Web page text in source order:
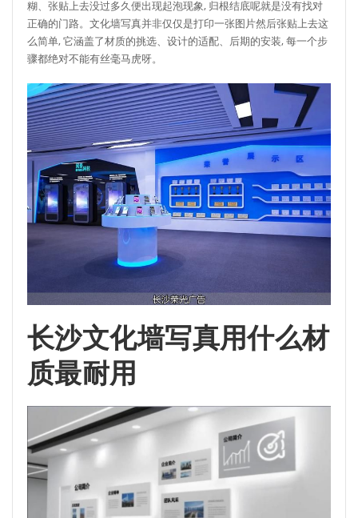
糊、张贴上去没过多久便出现起泡现象, 归根结底呢就是没有找对
正确的门路。文化墙写真并非仅仅是打印一张图片然后张贴上去这
么简单, 它涵盖了材质的挑选、设计的适配、后期的安装, 每一个步
骤都绝对不能有丝毫马虎呀。
长沙文化墙写真用什么材
质最耐用